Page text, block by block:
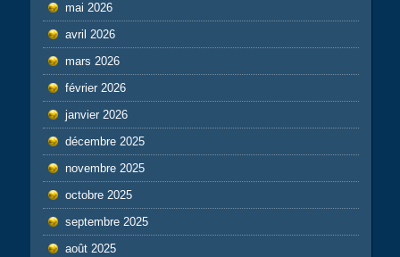
mai 2026
avril 2026
mars 2026
février 2026
janvier 2026
décembre 2025
novembre 2025
octobre 2025
septembre 2025
août 2025